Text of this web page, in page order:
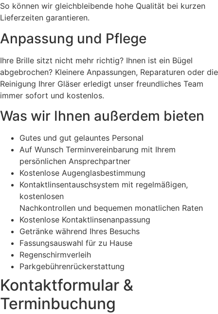
So können wir gleichbleibende hohe Qualität bei kurzen
Lieferzeiten garantieren.
Anpassung und Pflege
Ihre Brille sitzt nicht mehr richtig? Ihnen ist ein Bügel
abgebrochen? Kleinere Anpassungen, Reparaturen oder die
Reinigung Ihrer Gläser erledigt unser freundliches Team
immer sofort und kostenlos.
Was wir Ihnen außerdem bieten
Gutes und gut gelauntes Personal
Auf Wunsch Terminvereinbarung mit Ihrem
persönlichen Ansprechpartner
Kostenlose Augenglasbestimmung
Kontaktlinsentauschsystem mit regelmäßigen,
kostenlosen
Nachkontrollen und bequemen monatlichen Raten
Kostenlose Kontaktlinsenanpassung
Getränke während Ihres Besuchs
Fassungsauswahl für zu Hause
Regenschirmverleih
Parkgebührenrückerstattung
Kontaktformular &
Terminbuchung